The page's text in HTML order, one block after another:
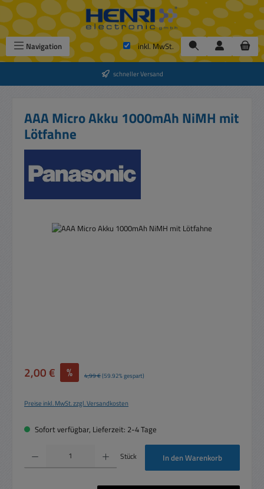
Zum Hauptinhalt springen
Navigation inkl. MwSt.
schneller Versand
AAA Micro Akku 1000mAh NiMH mit
Lötfahne
Bildergalerie überspringen
Verkaufspreis:
2,00 € % Regulärer Preis:
4,99 €(59.92% gespart)
Preise inkl. MwSt. zzgl. Versandkosten
Sofort verfügbar, Lieferzeit: 2-4 Tage
Produkt Anzahl: Gib den gewünschten Wert ein oder benutze die Schaltflächen um
Stück In den Warenkorb